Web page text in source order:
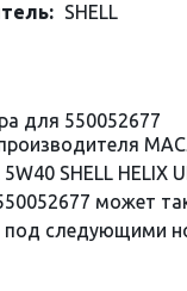
SHELL
для 550052677
производителя
SHELL HELIX
может
под следующими